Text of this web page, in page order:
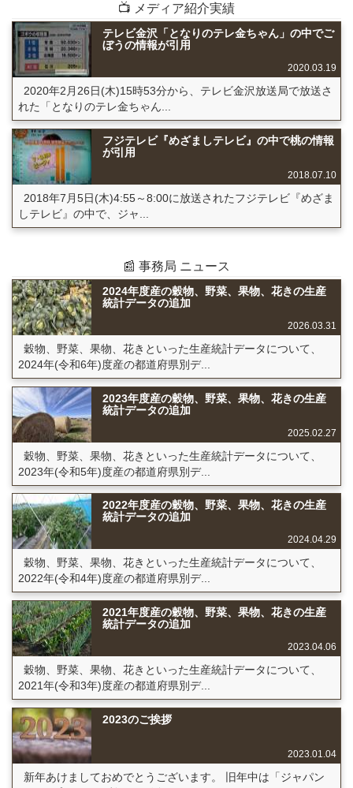
📺 メディア紹介実績
テレビ金沢「となりのテレ金ちゃん」の中でご
ぼうの情報が引用
2020.03.19
2020年2月26日(木)15時53分から、テレビ金沢放送局で放送さ
れた「となりのテレ金ちゃん...
フジテレビ『めざましテレビ』の中で桃の情報
が引用
2018.07.10
2018年7月5日(木)4:55～8:00に放送されたフジテレビ『めざま
しテレビ』の中で、ジャ...
📰 事務局 ニュース
2024年度産の穀物、野菜、果物、花きの生産
統計データの追加
2026.03.31
穀物、野菜、果物、花きといった生産統計データについて、
2024年(令和6年)度産の都道府県別デ...
2023年度産の穀物、野菜、果物、花きの生産
統計データの追加
2025.02.27
穀物、野菜、果物、花きといった生産統計データについて、
2023年(令和5年)度産の都道府県別デ...
2022年度産の穀物、野菜、果物、花きの生産
統計データの追加
2024.04.29
穀物、野菜、果物、花きといった生産統計データについて、
2022年(令和4年)度産の都道府県別デ...
2021年度産の穀物、野菜、果物、花きの生産
統計データの追加
2023.04.06
穀物、野菜、果物、花きといった生産統計データについて、
2021年(令和3年)度産の都道府県別デ...
2023のご挨拶
2023.01.04
新年あけましておめでとうございます。 旧年中は「ジャパン